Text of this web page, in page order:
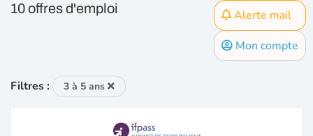
10 offres d'emploi
Alerte mail
Mon compte
Filtres : 3 à 5 ans